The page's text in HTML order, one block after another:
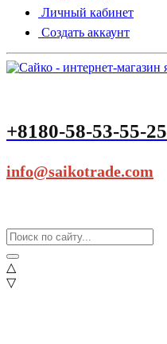
Личный кабинет
Создать аккаунт
+8180-58-53-55-25
info@saikotrade.com
△
▽